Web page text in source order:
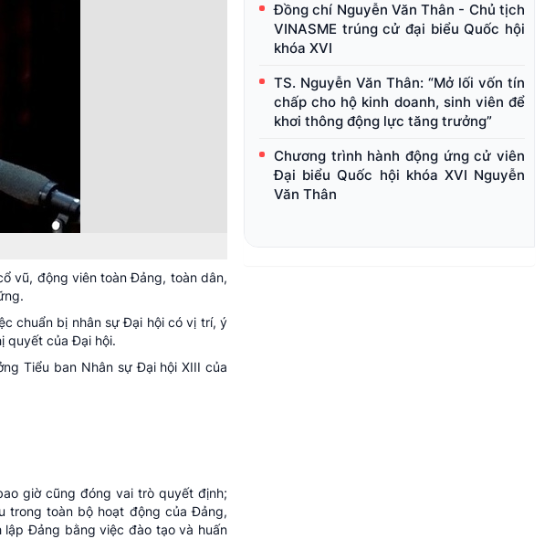
vũ, động viên toàn Đảng, toàn dân,
chuẩn bị nhân sự Đại hội có vị trí, ý
quyết của Đại hội.
Tiểu ban Nhân sự Đại hội XIII của
giờ cũng đóng vai trò quyết định;
trong toàn bộ hoạt động của Đảng,
lập Đảng bằng việc đào tạo và huấn
Đồng chí Nguyễn Văn Thân - Chủ tịch
VINASME trúng cử đại biểu Quốc hội
khóa XVI
TS. Nguyễn Văn Thân: “Mở lối vốn tín
chấp cho hộ kinh doanh, sinh viên để
khơi thông động lực tăng trưởng”
Chương trình hành động ứng cử viên
Đại biểu Quốc hội khóa XVI Nguyễn
Văn Thân